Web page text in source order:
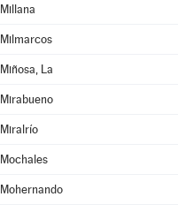
Millana
Milmarcos
Miñosa, La
Mirabueno
Miralrío
Mochales
Mohernando